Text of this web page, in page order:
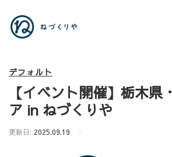
デフォルト
【イベント開催】栃木県
ア in ねづくりや
更新日: 2025.09.19